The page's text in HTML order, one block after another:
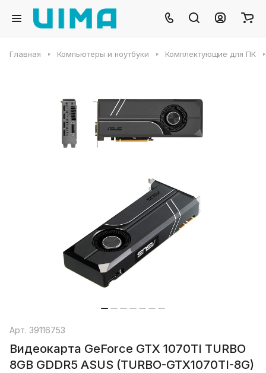
Главная Компьютеры и ноутбуки Комплектующие для ПК
Арт. 39116753
Видеокарта GeForce GTX 1070TI TURBO
8GB GDDR5 ASUS (TURBO-GTX1070TI-8G)